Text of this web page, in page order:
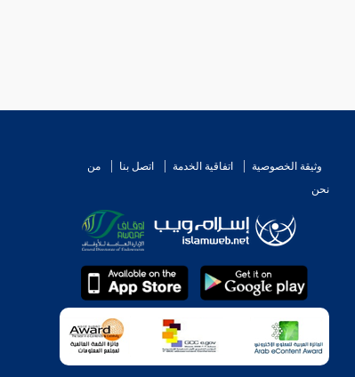
وثيقة الخصوصية اتفاقية الخدمة اتصل بنا
من
نحن